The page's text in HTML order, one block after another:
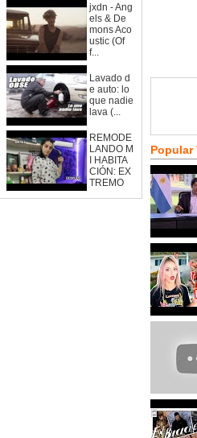
jxdn - Ang
els & De
mons Aco
ustic (Of
f...
Lavado d
e auto: lo
que nadie
lava (...
REMODE
LANDO M
I HABITA
CIÓN: EX
TREMO
Popular